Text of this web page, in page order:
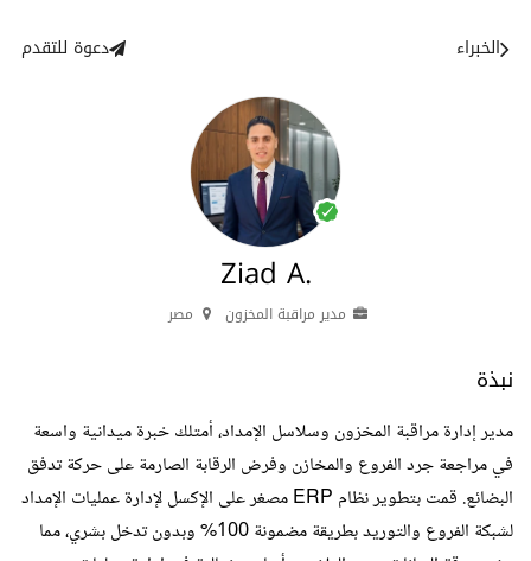
الخبراء دعوة للتقدم
Ziad A.
مدير مراقبة المخزون مصر
نبذة
مدير إدارة مراقبة المخزون وسلاسل الإمداد، أمتلك خبرة ميدانية واسعة
في مراجعة جرد الفروع والمخازن وفرض الرقابة الصارمة على حركة تدفق
البضائع. قمت بتطوير نظام ERP مصغر على الإكسل لإدارة عمليات الإمداد
لشبكة الفروع والتوريد بطريقة مضمونة 100% وبدون تدخل بشري، مما